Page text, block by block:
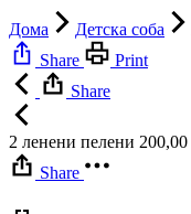
Дома Детска соба
Share
Print
Share
2 ленени пелени 200,00
Share